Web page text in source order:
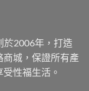
於2006年，打造
城，保證所有產
性福生活。